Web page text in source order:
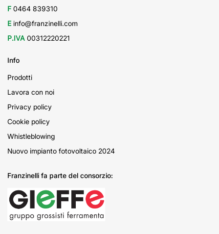
F 0464 839310
E info@franzinelli.com
P.IVA 00312220221
Info
Prodotti
Lavora con noi
Privacy policy
Cookie policy
Whistleblowing
Nuovo impianto fotovoltaico 2024
Franzinelli fa parte del consorzio: